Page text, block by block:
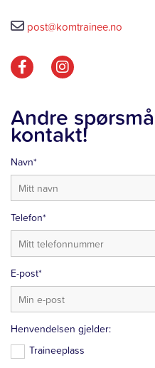
 post@komtrainee.no
Andre
kontakt!
Navn*
Telefon*
E-post*
Henvendelsen gjelder:
Traineeplass